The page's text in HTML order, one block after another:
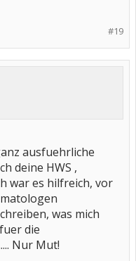
#19
ausfuehrliche
deine HWS ,
war es hilfreich, vor
was mich
die
Nur Mut!